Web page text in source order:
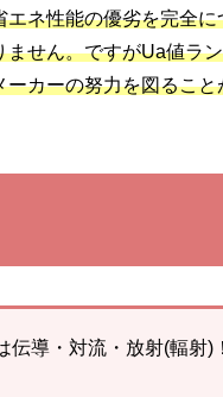
エネ性能の優劣を完全に
ません。ですがUa値ラ
ーカーの努力を図ること
伝導・対流・放射(輻射)！